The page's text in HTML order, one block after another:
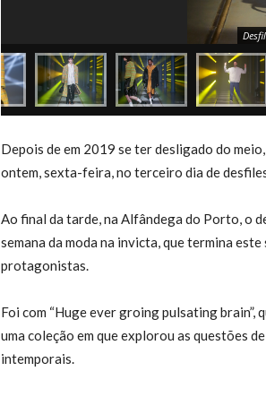
Depois de em 2019 se ter desligado do
ontem, sexta-feira, no terceiro dia de
Ao final da tarde, na Alfândega do Porto, o
semana da moda na invicta, que termina
protagonistas.
Foi com “Huge ever groing pulsating brain”,
uma coleção em que explorou as questões
intemporais.